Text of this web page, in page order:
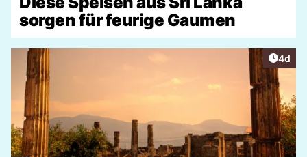
sorgen für feurige Gaumen
4d